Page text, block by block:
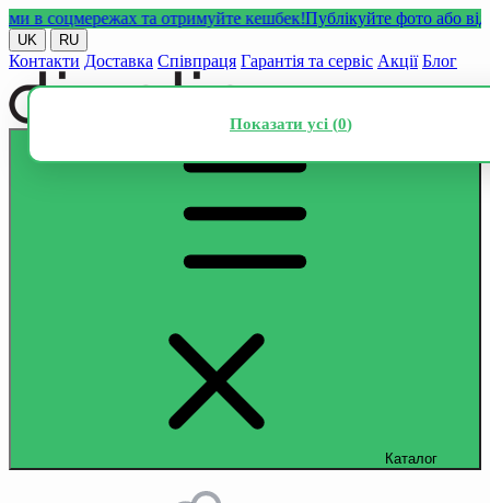
та отримуйте кешбек!Публікуйте фото або відео
UK RU
Контакти Доставка Співпраця Гарантія та сервіс Акції Блог
Каталог
Показати усі (0)